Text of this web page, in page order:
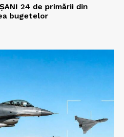
24 de primării din
bugetelor